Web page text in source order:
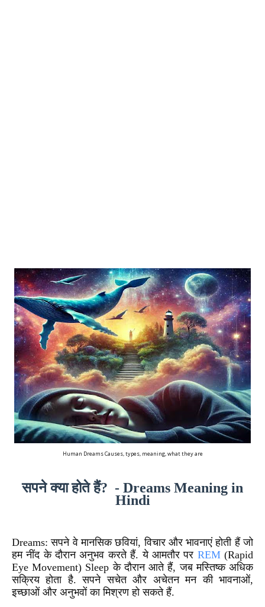
Human Dreams Causes, types, meaning, what they are
सपने क्या होते हैं? - Dreams Meaning in
Hindi
Dreams: सपने वे मानसिक छवियां, विचार और भावनाएं होती हैं जो
हम नींद के दौरान अनुभव करते हैं. ये आमतौर पर REM(Rapid
Eye Movement) Sleep के दौरान आते हैं, जब मस्तिष्क अधिक
सक्रिय होता है. सपने सचेत और अचेतन मन की भावनाओं,
इच्छाओं और अनुभवों का मिश्रण हो सकते हैं.